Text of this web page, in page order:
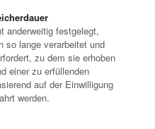
anderweitig festgelegt,
so lange verarbeitet und
zu dem sie erhoben
einer zu erfüllenden
auf der Einwilligung
werden.